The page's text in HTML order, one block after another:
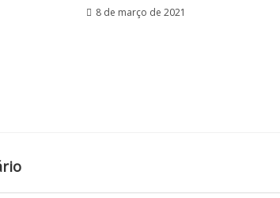
8 de março de 2021